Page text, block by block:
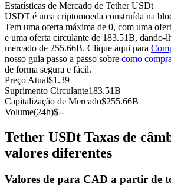
Futuros de USDC
Futuros usando USDC como garantia
Copiar Trading
Estatísticas de Mercado de Tether USDt
USDT é uma criptomoeda construída na
Tem uma oferta máxima de 0, com uma
e uma oferta circulante de 183.51B, dando-
mercado de 255.66B. Clique aqui para
nosso guia passo a passo sobre como
de forma segura e fácil.
Preço Atual$1.39
Suprimento Circulante183.51B
Capitalização de Mercado$255.66B
Volume(24h)$--
Tether USDt Taxas de
valores diferentes
Valores de para CAD a partir de